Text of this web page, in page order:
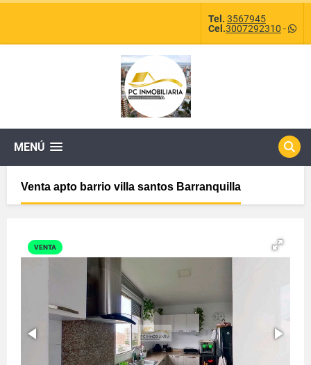
Tel. 3567945
Cel.3007292310 -
MENÚ
Venta apto barrio villa santos Barranquilla
VENTA